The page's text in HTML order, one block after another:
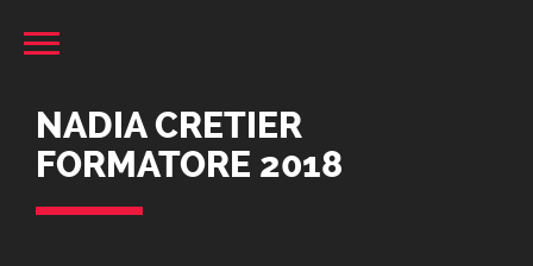
NADIA CRETIER
FORMATORE 2018